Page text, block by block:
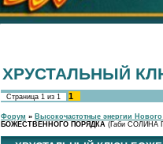
ХРУСТАЛЬНЫЙ
Страница 1 из 1 1
Форум » Высокочастотные энергии
БОЖЕСТВЕННОГО ПОРЯДКА (Габи СОЛИНА